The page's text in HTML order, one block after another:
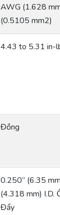
AWG (1.628
(0.5105 mm2)
4.43 to 5.31 in-
Đồng
0.250” (6.35
(4.318 mm) I.D.
Đẩy